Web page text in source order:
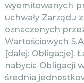
wyemitowanych
uchwały Zarządu
oznaczonych
Wartościowych
[dalej: Obligacje].
nabycia Obligacji
średnia